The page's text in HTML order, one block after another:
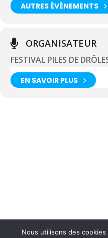
AUTRES ÉVÈNEMENTS
ORGANISATEUR
FESTIVAL PILES DE
EN SAVOIR PLUS
Nous utilisons des